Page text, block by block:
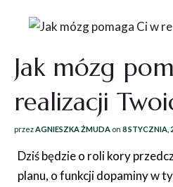
Jak mózg
realizacji
przezAGNIESZKA ŻMUDA on 8 STYCZNIA,
Dziś będzie o roli kory
planu, o funkcji dopaminy w